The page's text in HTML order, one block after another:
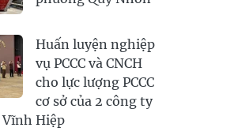
Huấn luyện nghiệp
vụ PCCC và CNCH
cho lực lượng PCCC
cơ sở của 2 công ty
Hiệp